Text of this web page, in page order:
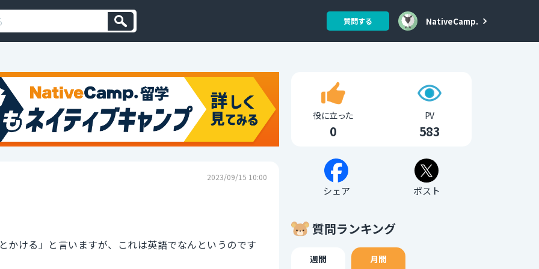
質問する NativeCamp.
2023/09/15 10:00
かける」と言いますが、これは英語でなんというのです
役に立った
0
PV
583
シェア ポスト
質問ランキング
週間 月間